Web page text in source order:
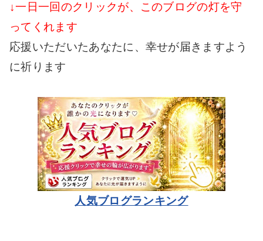
↓一日一回のクリックが、このブログの灯を守
ってくれます
応援いただいたあなたに、幸せが届きますよう
に祈ります
人気ブログランキング